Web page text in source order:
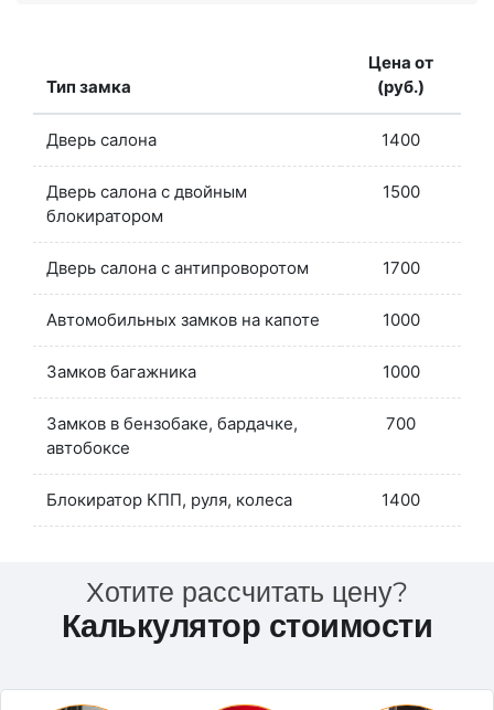
Тип замка
Цена от
(руб.)
Дверь салона 1400
Дверь салона с двойным
блокиратором
1500
Дверь салона с антипроворотом 1700
Автомобильных замков на капоте 1000
Замков багажника 1000
Замков в бензобаке, бардачке,
автобоксе
700
Блокиратор КПП, руля, колеса 1400
Хотите рассчитать цену?
Калькулятор стоимости